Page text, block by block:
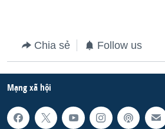
Chia sẻ Follow us
Mạng xã hội